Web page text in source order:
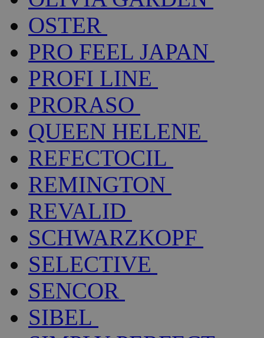
OSTER
PRO FEEL JAPAN
PROFI LINE
PRORASO
QUEEN HELENE
REFECTOCIL
REMINGTON
REVALID
SCHWARZKOPF
SELECTIVE
SENCOR
SIBEL